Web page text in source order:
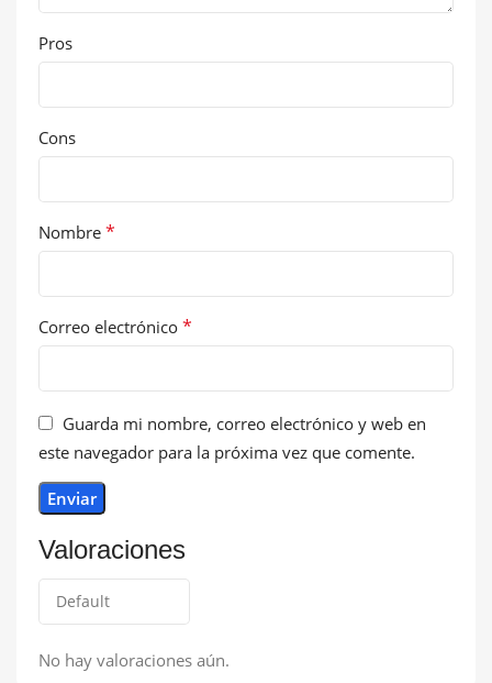
Valoraciones
No hay valoraciones aún.
Pros
Cons
Nombre *
Correo electrónico *
Guarda mi nombre, correo electrónico y web en
este navegador para la próxima vez que comente.